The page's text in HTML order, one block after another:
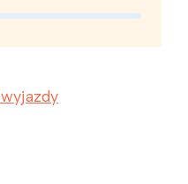
wyjazdy